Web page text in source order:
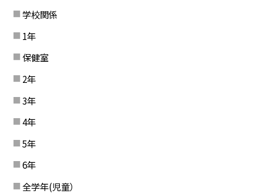
学校関係
1年
保健室
2年
3年
4年
5年
6年
全学年(児童）